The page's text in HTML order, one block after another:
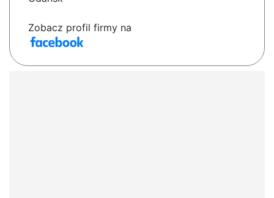
Zobacz profil firmy na